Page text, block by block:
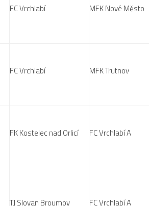
FC Vrchlabí MFK Nové Město
FC Vrchlabí MFK Trutnov
FK Kostelec nad Orlicí FC Vrchlabí A
TJ Slovan Broumov FC Vrchlabí A